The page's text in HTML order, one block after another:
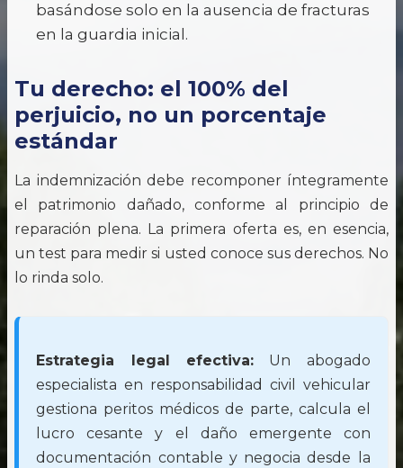
basándose solo en la ausencia de fracturas
en la guardia inicial.
Tu derecho: el 100% del
perjuicio, no un porcentaje
estándar
La indemnización debe recomponer íntegramente
el patrimonio dañado, conforme al principio de
reparación plena. La primera oferta es, en esencia,
un test para medir si usted conoce sus derechos. No
lo rinda solo.
Estrategia legal efectiva: Un abogado
especialista en responsabilidad civil vehicular
gestiona peritos médicos de parte, calcula el
lucro cesante y el daño emergente con
documentación contable y negocia desde la